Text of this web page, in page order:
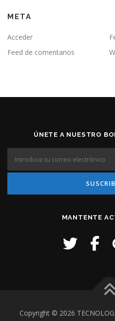
META
Acceder
Feed de comentarios
ÚNETE A NUESTRO
MANTENTE
Copyright © 2026